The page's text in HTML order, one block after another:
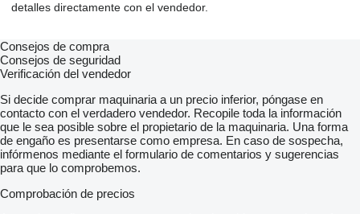
detalles directamente con el vendedor.
Consejos de compra
Consejos de seguridad
Verificación del vendedor
Si decide comprar maquinaria a un precio inferior, póngase en
contacto con el verdadero vendedor. Recopile toda la información
que le sea posible sobre el propietario de la maquinaria. Una forma
de engaño es presentarse como empresa. En caso de sospecha,
infórmenos mediante el formulario de comentarios y sugerencias
para que lo comprobemos.
Comprobación de precios